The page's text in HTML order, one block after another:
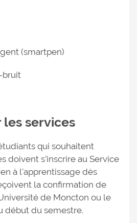
(smartpen)
bruit
services
qui souhaitent
doivent s’inscrire au Service
à l'apprentissage dès
la confirmation de
de Moncton ou le
début du semestre.